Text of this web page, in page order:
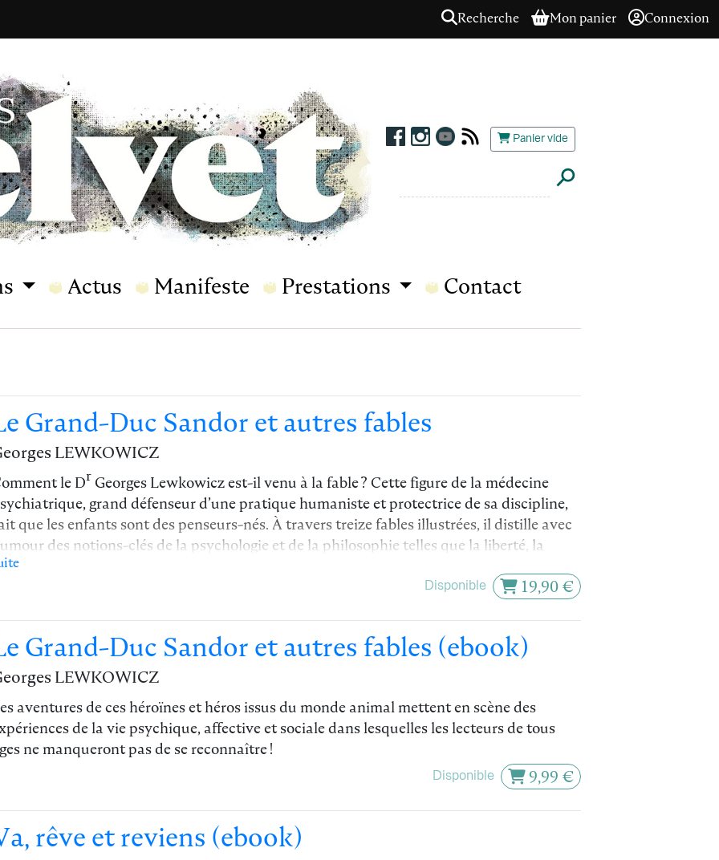
Recherche Mon panier Connexion
Panier vide
Actus Manifeste Prestations Contact
Grand-Duc Sandor et autres fables
LEWKOWICZ
le D
r
Georges Lewkowicz est-il venu à la fable ? Cette figure de la médecine
grand défenseur d’une pratique humaniste et protectrice de sa discipline,
que les enfants sont des penseurs-nés. À travers treize fables illustrées, il distille avec
des notions-clés de la psychologie et de la philosophie telles que la liberté, la
et l’expérience, la culture et l’instinct, l’émancipation, l’amour-propre, le libre
Un régal de lecture pour petits et grands, ou à partager entre générations !
Disponible
19,90 €
Grand-Duc Sandor et autres fables (ebook)
LEWKOWICZ
aventures de ces héroïnes et héros issus du monde animal mettent en scène des
de la vie psychique, affective et sociale dans lesquelles les lecteurs de tous
ne manqueront pas de se reconnaître !
Disponible 9,99 €
rêve et reviens (ebook)